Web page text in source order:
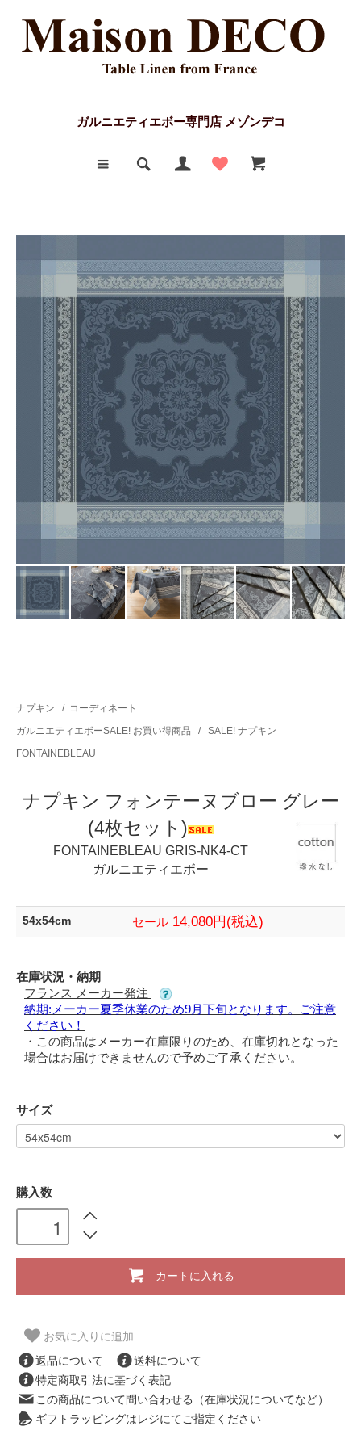
ガルニエティエボー専門店 メゾンデコ
ナプキン / コーディネート
ガルニエティエボーSALE! お買い得商品
/ SALE! ナプキン
FONTAINEBLEAU
ナプキン フォンテーヌブロー グレー
(4枚セット)
FONTAINEBLEAU GRIS-NK4-CT
ガルニエティエボー
54x54cm セール 14,080円(税込)
在庫状況・納期
フランス メーカー発注
納期:メーカー夏季休業のため9月下旬となります。ご注意
ください！
・この商品はメーカー在庫限りのため、在庫切れとなった
場合はお届けできませんので予めご了承ください。
サイズ
購入数
カートに入れる
お気に入りに追加
返品について
送料について
特定商取引法に基づく表記
この商品について問い合わせる（在庫状況についてなど）
ギフトラッピングはレジにてご指定ください